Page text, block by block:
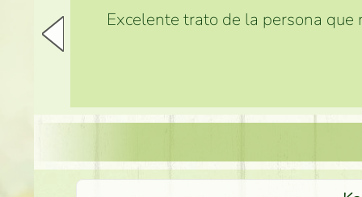
Excelente trato de la persona que